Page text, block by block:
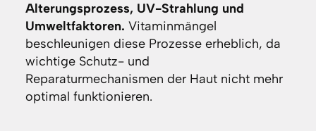
Alterungsprozess, UV-Strahlung und
Umweltfaktoren. Vitaminmängel
beschleunigen diese Prozesse erheblich, da
wichtige Schutz- und
Reparaturmechanismen der Haut nicht mehr
optimal funktionieren.